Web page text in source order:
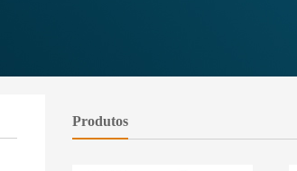
Produtos